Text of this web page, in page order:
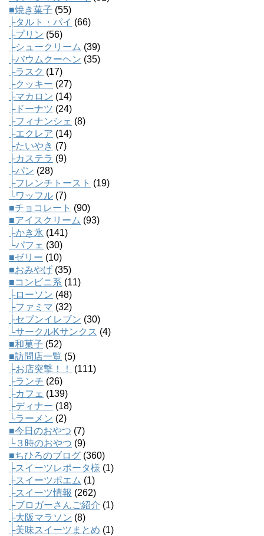
■焼き菓子 (55)
├タルト・パイ (66)
├プリン (56)
├シュークリーム (39)
├バウムクーヘン (35)
├ラスク (17)
├クッキー (27)
├マカロン (14)
├ドーナツ (24)
├フィナンシェ (8)
├エクレア (14)
├たいやき (7)
├カステラ (9)
├パン (28)
├フレンチトースト (19)
└ワッフル (7)
■チョコレート (90)
■アイスクリーム (93)
├かき氷 (141)
└パフェ (30)
■ゼリー (10)
■おみやげ (35)
■コンビニ系 (11)
├ローソン (48)
├ファミマ (32)
├セブンイレブン (30)
└サークルKサンクス (4)
■和菓子 (52)
■訪問店一覧 (5)
├お店突撃！！
(111)
├ランチ (26)
├カフェ (139)
├ディナー (18)
└ラーメン (2)
■今日のおやつ (7)
└３時のおやつ (9)
■ちひろのブログ (360)
├スイーツレポータ様 (1)
├スイーツポエム (1)
├スイーツ情報 (262)
├ブロガーさんご紹介 (1)
├大阪マラソン (8)
├美味スイーツまとめ (1)